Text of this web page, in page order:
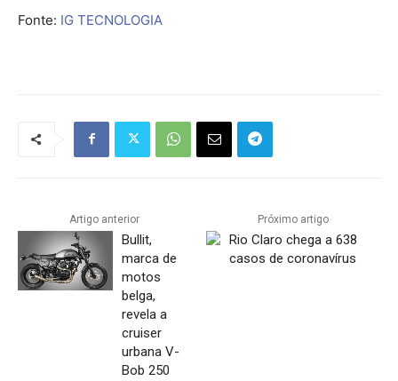
Fonte: IG TECNOLOGIA
Artigo anterior
Bullit,
marca de
motos
belga,
revela a
cruiser
urbana V-
Bob 250
Próximo artigo
Rio Claro chega a 638
casos de coronavírus